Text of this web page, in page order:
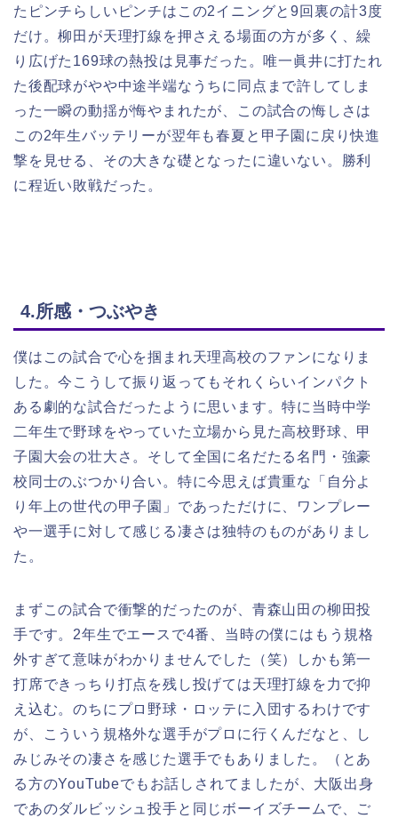
たピンチらしいピンチはこの2イニングと9回裏の計3度
だけ。柳田が天理打線を押さえる場面の方が多く、繰
り広げた169球の熱投は見事だった。唯一眞井に打たれ
た後配球がやや中途半端なうちに同点まで許してしま
った一瞬の動揺が悔やまれたが、この試合の悔しさは
この2年生バッテリーが翌年も春夏と甲子園に戻り快進
撃を見せる、その大きな礎となったに違いない。勝利
に程近い敗戦だった。
4.所感・つぶやき
僕はこの試合で心を掴まれ天理高校のファンになりま
した。今こうして振り返ってもそれくらいインパクト
ある劇的な試合だったように思います。特に当時中学
二年生で野球をやっていた立場から見た高校野球、甲
子園大会の壮大さ。そして全国に名だたる名門・強豪
校同士のぶつかり合い。特に今思えば貴重な「自分よ
り年上の世代の甲子園」であっただけに、ワンプレー
や一選手に対して感じる凄さは独特のものがありまし
た。
まずこの試合で衝撃的だったのが、青森山田の柳田投
手です。2年生でエースで4番、当時の僕にはもう規格
外すぎて意味がわかりませんでした（笑）しかも第一
打席できっちり打点を残し投げては天理打線を力で抑
え込む。のちにプロ野球・ロッテに入団するわけです
が、こういう規格外な選手がプロに行くんだなと、し
みじみその凄さを感じた選手でもありました。（とあ
る方のYouTubeでもお話しされてましたが、大阪出身
であのダルビッシュ投手と同じボーイズチームで、ご